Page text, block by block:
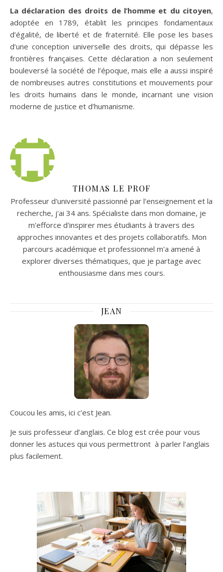
La déclaration des droits de l’homme et du citoyen,
adoptée en 1789, établit les principes fondamentaux
d’égalité, de liberté et de fraternité. Elle pose les bases
d’une conception universelle des droits, qui dépasse les
frontières françaises. Cette déclaration a non seulement
bouleversé la société de l’époque, mais elle a aussi inspiré
de nombreuses autres constitutions et mouvements pour
les droits humains dans le monde, incarnant une vision
moderne de justice et d’humanisme.
THOMAS LE PROF
Professeur d'université passionné par l'enseignement et la
recherche, j'ai 34 ans. Spécialiste dans mon domaine, je
m'efforce d'inspirer mes étudiants à travers des
approches innovantes et des projets collaboratifs. Mon
parcours académique et professionnel m'a amené à
explorer diverses thématiques, que je partage avec
enthousiasme dans mes cours.
JEAN
Coucou les amis, ici c’est Jean.
Je suis professeur d’anglais. Ce blog est crée pour vous
donner les astuces qui vous permettront à parler l’anglais
plus facilement.